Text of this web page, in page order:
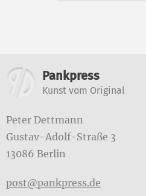
Weitere Informationen
Pankpress
Kunst vom Original
Peter Dettmann
Gustav-Adolf-Straße 3
13086 Berlin
post@pankpress.de